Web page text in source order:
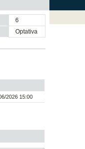
6
optativa
2026 15:00